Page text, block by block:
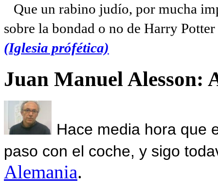
Que un rabino judío, por mucha
sobre la bondad o no de Harry
(Iglesia prófética)
Juan Manuel Alesson:
Hace media hora que
paso con el coche, y sigo
Alemania.